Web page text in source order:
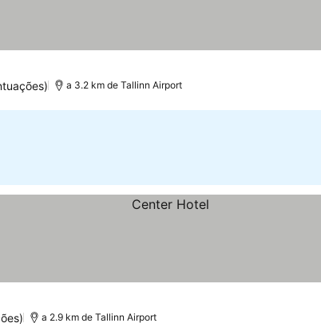
a 3.2 km de Tallinn Airport
a 2.9 km de Tallinn Airport